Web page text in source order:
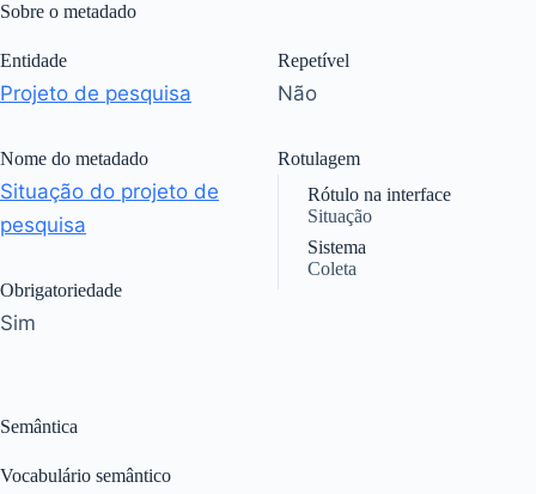
Sobre o metadado
Entidade
Projeto de pesquisa
Nome do metadado
Situação do projeto de
pesquisa
Obrigatoriedade
Sim
Repetível
Não
Rotulagem
Rótulo na interface
Situação
Sistema
Coleta
Semântica
Vocabulário semântico